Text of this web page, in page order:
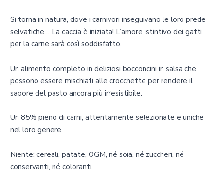
Si torna in natura, dove i carnivori inseguivano le loro prede
selvatiche… La caccia è iniziata! L’amore istintivo dei gatti
per la carne sarà così soddisfatto.
Un alimento completo in deliziosi bocconcini in salsa che
possono essere mischiati alle crocchette per rendere il
sapore del pasto ancora più irresistibile.
Un 85% pieno di carni, attentamente selezionate e uniche
nel loro genere.
Niente: cereali, patate, OGM, né soia, né zuccheri, né
conservanti, né coloranti.